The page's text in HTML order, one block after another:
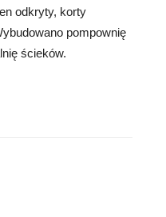
odkryty, korty
pompownię
ścieków.